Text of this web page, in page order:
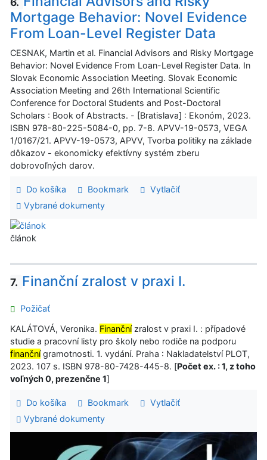
Mortgage Behavior: Novel Evidence
From Loan-Level Register Data
CESNAK, Martin et al. Financial Advisors and Risky Mortgage
Behavior: Novel Evidence From Loan-Level Register Data. In
Slovak Economic Association Meeting. Slovak Economic
Association Meeting and 26th International Scientific
Conference for Doctoral Students and Post-Doctoral
Scholars : Book of Abstracts. - [Bratislava] : Ekonóm, 2023.
ISBN 978-80-225-5084-0, pp. 7-8. APVV-19-0573, VEGA
1/0167/21. APVV-19-0573, APVV, Tvorba politiky na základe
dôkazov - ekonomicky efektívny systém zberu
dobrovoľných darov.
Do košíka Bookmark
Vytlačiť
Vybrané dokumenty
článok
7. Finanční zralost v praxi I.
Požičať
KALÁTOVÁ, Veronika. Finančnízralost v praxi I. : případové
studie a pracovní listy pro školy nebo rodiče na podporu
finančnígramotnosti. 1. vydání. Praha : Nakladatelství PLOT,
2023. 107 s. ISBN 978-80-7428-445-8. [Počet ex. : 1, z toho
voľných 0, prezenčne 1]
Do košíka Bookmark
Vytlačiť
Vybrané dokumenty